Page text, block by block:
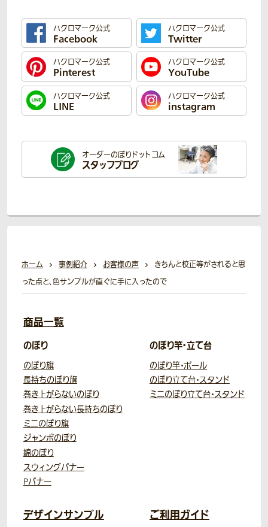
ハクロマーク公式
Facebook
ハクロマーク公式
Twitter
ハクロマーク公式
Pinterest
ハクロマーク公式
YouTube
ハクロマーク公式
LINE
ハクロマーク公式
instagram
オーダーのぼりドットコム
スタッフブログ
ホーム 事例紹介 お客様の声
きちんと校正等がされると思
った点と、色サンプルが直ぐに手に入ったので
商品一覧
のぼり
のぼり旗
長持ちのぼり旗
巻き上がらないのぼり
巻き上がらない長持ちのぼり
ミニのぼり旗
ジャンボのぼり
綿のぼり
スウィングバナー
Pバナー
のぼり竿・立て台
のぼり竿・ポール
のぼり立て台・スタンド
ミニのぼり立て台・スタンド
デザインサンプル ご利用ガイド